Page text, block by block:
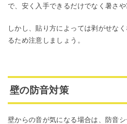
で、安く入手できるだけでなく暑さや
しかし、貼り方によっては剥がせな
るため注意しましょう。
壁の防音対策
壁からの音が気になる場合は、防音